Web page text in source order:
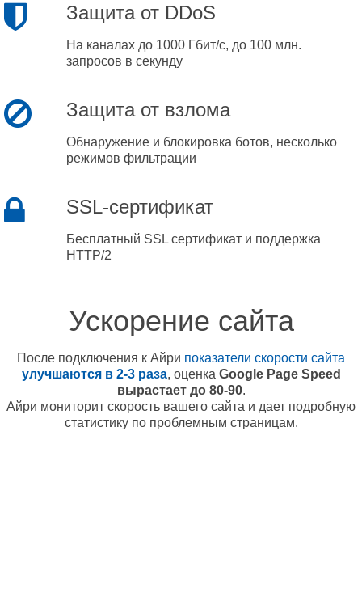
Защита от DDoS
На каналах до 1000 Гбит/с, до 100 млн.
запросов в секунду
Защита от взлома
Обнаружение и блокировка ботов, несколько
режимов фильтрации
SSL-сертификат
Бесплатный SSL сертификат и поддержка
HTTP/2
Ускорение сайта
После подключения к Айри показатели скорости сайта
улучшаются в 2-3 раза, оценка Google Page Speed
вырастает до 80-90.
Айри мониторит скорость вашего сайта и дает подробную
статистику по проблемным страницам.